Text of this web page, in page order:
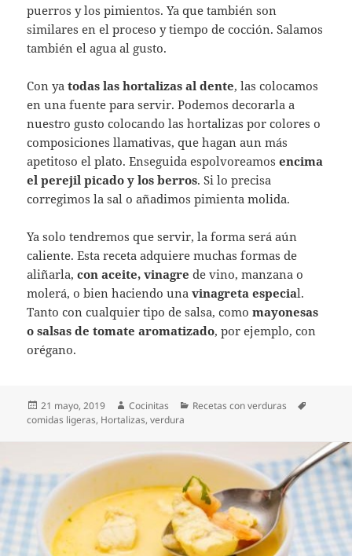
puerros y los pimientos. Ya que también son
similares en el proceso y tiempo de cocción. Salamos
también el agua al gusto.
Con yatodas las hortalizas al dente, las colocamos
en una fuente para servir. Podemos decorarla a
nuestro gusto colocando las hortalizas por colores o
composiciones llamativas, que hagan aun más
apetitoso el plato. Enseguida espolvoreamosencima
el perejil picado y los berros. Si lo precisa
corregimos la sal o añadimos pimienta molida.
Ya solo tendremos que servir, la forma será aún
caliente. Esta receta adquiere muchas formas de
aliñarla,con aceite, vinagre de vino, manzana o
molerá, o bien haciendo una vinagreta especial.
Tanto con cualquier tipo de salsa, como mayonesas
o salsas de tomate aromatizado, por ejemplo, con
orégano.
Publicado
el
21 mayo, 2019 Autor
Cocinitas Categorías
Recetas con verduras
comidas ligeras, Hortalizas,verdura